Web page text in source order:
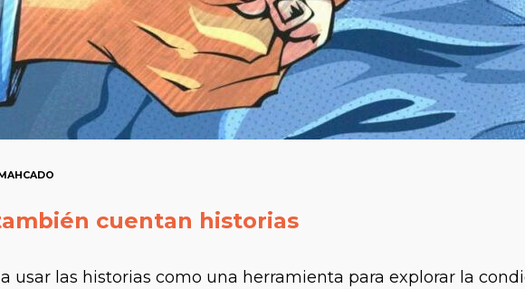
cuentan historias
usar las historias como una herramienta para explorar la